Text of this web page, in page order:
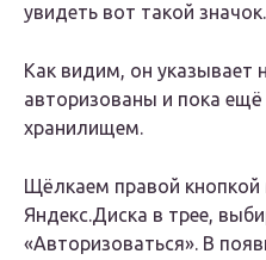
увидеть вот такой значок.
Как видим, он указывает
авторизованы и пока
хранилищем.
Щёлкаем правой
Яндекс.Диска в трее,
«Авторизоваться». В